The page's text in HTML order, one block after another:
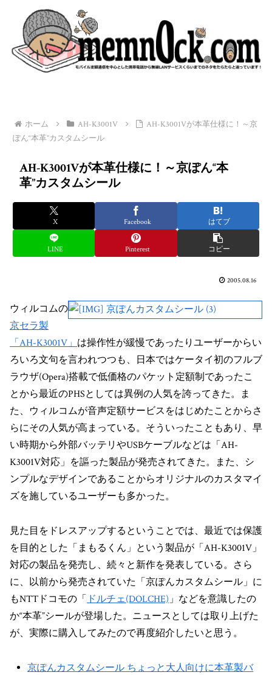
ホーム AH-K3001V
AH-K3001Vが本革仕様に！～京
ぽん“本革”カスタムシール
AH-K3001Vが本革仕様に！～京ぽん“本
革”カスタムシール
X Facebook はてブ
LINE Pinterest コピー
2005.08.16
ウィルコムの
京セラ製
「AH-K3001V」は操作性が緩慢であったりユーザーからい
ろいろ文句を言われつつも、日本ではケータイ初のフルブ
ラウザ(Opera)搭載で低価格のパケット定額制であったこ
とから最近のPHSとしては異例の人気を誇ってきた。ま
た、ウィルコムが音声定額サービスをはじめたことからさ
らにその人気が高まっている。そういったこともあり、早
い時期から外部バッテリやUSBケーブルなどは「AH-
K3001V対応」を謳った製品が発売されてきた。また、シ
ンプルなデザインであることからオリジナルのカスタマイ
ズを施しているユーザーも多かった。
見た目をドレスアップするということでは、最近では保護
を目的とした「まもるくん」という製品が「AH-K3001V」
対応の製品を発売し、続々と新作を発表している。さら
に、以前から発売されていた「京ぽんカスタムシール」に
もNTTドコモの「 ドルチェ(DOLCHE)」などを意識したの
か“本革”シールが登場した。ニュースとしては取り上げた
が、実際に購入してみたので再度紹介したいと思う。
京ぽんカスタムシール ちょっと大人向けに本革製バ